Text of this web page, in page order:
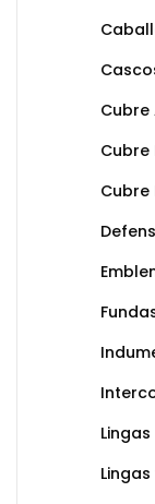
Cubre
Cubre